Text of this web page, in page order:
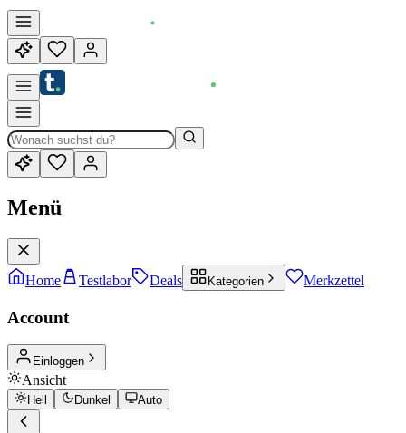
Menü
Home Testlabor Deals Kategorien Merkzettel
Account
Einloggen
Ansicht
Hell Dunkel Auto